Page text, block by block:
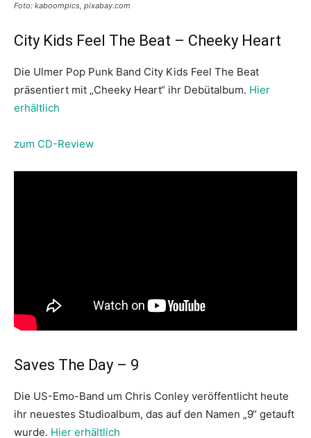
Foto: kaboompics, pixabay.com
City Kids Feel The Beat – Cheeky Heart
Die Ulmer Pop Punk Band City Kids Feel The Beat
präsentiert mit „Cheeky Heart“ ihr Debütalbum. Hier
erhältlich
zum CD-Review
Saves The Day – 9
Die US-Emo-Band um Chris Conley veröffentlicht heute
ihr neuestes Studioalbum, das auf den Namen „9“ getauft
wurde. Hier erhältlich